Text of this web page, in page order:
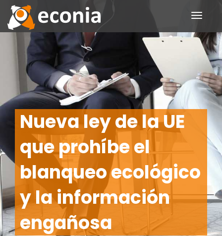
Toggle
Nueva ley de la UE
que prohíbe el
blanqueo ecológico
y la información
engañosa